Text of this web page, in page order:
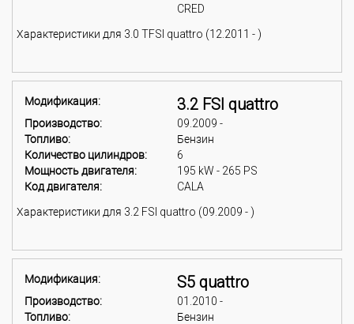
CRED
Характеристики для 3.0 TFSI quattro (12.2011 - )
Модификация: 3.2 FSI quattro
Производство:
09.2009 -
Топливо:
Бензин
Количество цилиндров:
6
Мощность двигателя:
195 kW - 265 PS
Код двигателя:
CALA
Характеристики для 3.2 FSI quattro (09.2009 - )
Модификация: S5 quattro
Производство:
01.2010 -
Топливо:
Бензин